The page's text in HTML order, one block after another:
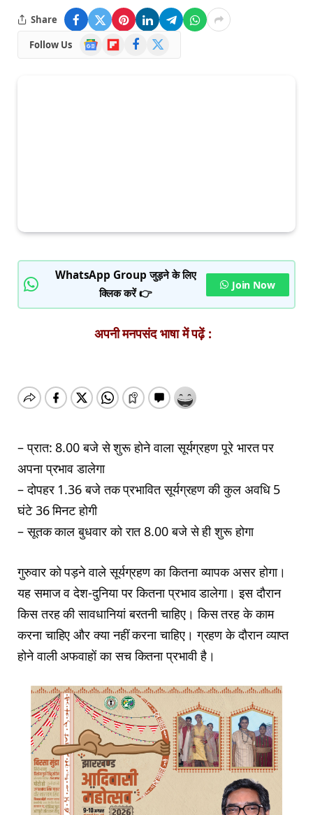
Share
Follow Us
Google
News
FlipboardFacebook
WhatsApp Group जुड़ने के लिए
क्लिक करें 👉
Join Now
अपनी मनपसंद भाषा में पढ़ें :
– प्रात: 8.00 बजे से शुरू होने वाला सूर्यग्रहण पूरे भारत पर
अपना प्रभाव डालेगा
– दोपहर 1.36 बजे तक प्रभावित सूर्यग्रहण की कुल अवधि 5
घंटे 36 मिनट होगी
– सूतक काल बुधवार को रात 8.00 बजे से ही शुरू होगा
गुरुवार को पड़ने वाले सूर्यग्रहण का कितना व्यापक असर होगा।
यह समाज व देश-दुनिया पर कितना प्रभाव डालेगा। इस दौरान
किस तरह की सावधानियां बरतनी चाहिए। किस तरह के काम
करना चाहिए और क्या नहीं करना चाहिए। ग्रहण के दौरान व्याप्त
होने वाली अफवाहों का सच कितना प्रभावी है।